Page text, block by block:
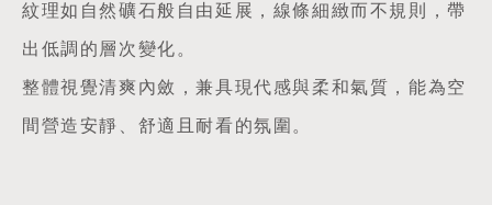
紋理如自然礦石般自由延展，線條細緻而不規則，帶
出低調的層次變化。
整體視覺清爽內斂，兼具現代感與柔和氣質，能為空
間營造安靜、舒適且耐看的氛圍。